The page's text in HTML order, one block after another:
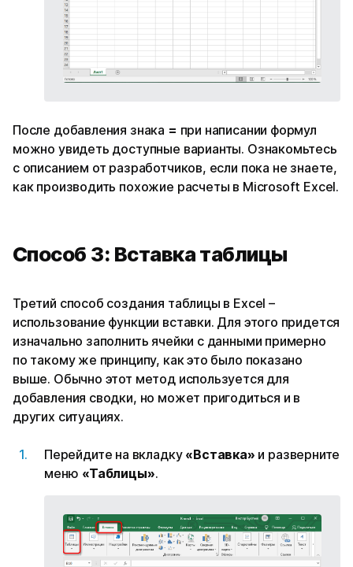
После добавления знака = при написании формул
можно увидеть доступные варианты. Ознакомьтесь
с описанием от разработчиков, если пока не знаете,
как производить похожие расчеты в Microsoft Excel.
Способ 3: Вставка таблицы
Третий способ создания таблицы в Excel –
использование функции вставки. Для этого придется
изначально заполнить ячейки с данными примерно
по такому же принципу, как это было показано
выше. Обычно этот метод используется для
добавления сводки, но может пригодиться и в
других ситуациях.
Перейдите на вкладку «Вставка» и разверните
меню «Таблицы».